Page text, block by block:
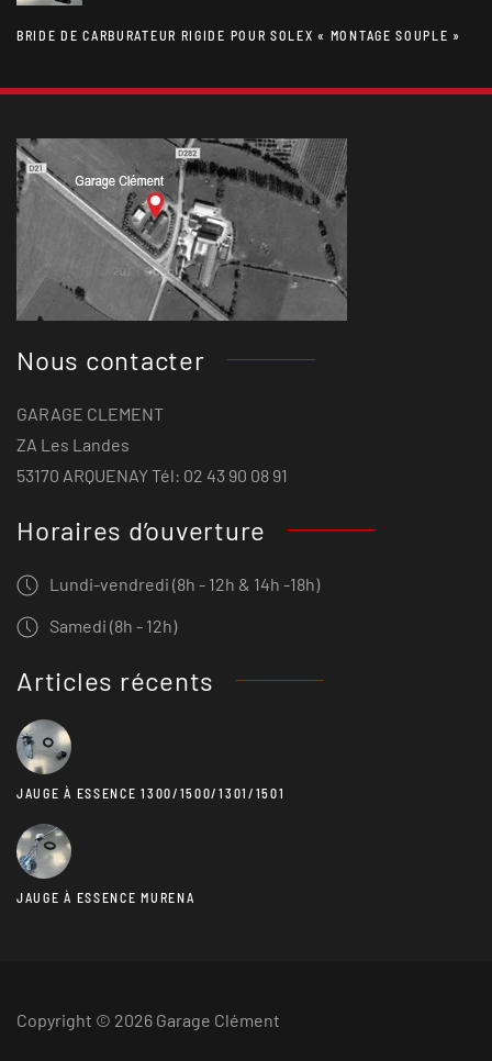
BRIDE DE CARBURATEUR RIGIDE POUR SOLEX « MONTAGE SOUPLE »
Nous contacter
GARAGE CLEMENT
ZA Les Landes
53170 ARQUENAY Tél: 02 43 90 08 91
Horaires d’ouverture
Lundi-vendredi (8h - 12h & 14h -18h)
Samedi (8h - 12h)
Articles récents
JAUGE À ESSENCE 1300/1500/1301/1501
JAUGE À ESSENCE MURENA
Copyright © 2026 Garage Clément